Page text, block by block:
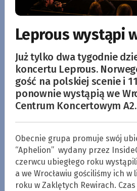
Leprous wystąpi
Już tylko dwa tygodnie
koncertu Leprous.
gość na polskiej scenie i
ponownie wystąpią we
Centrum Koncertowym A2.
Obecnie grupa promuje swój
“Aphelion” wydany przez
czerwcu ubiegłego roku
a we Wrocławiu gościliśmy ich w
roku w Zaklętych Rewirach.